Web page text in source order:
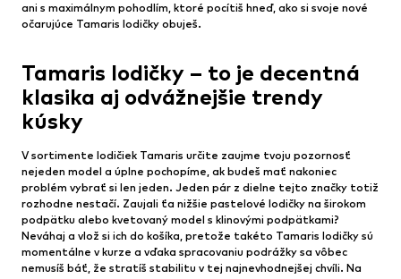
ani s maximálnym pohodlím, ktoré pocítiš hneď, ako si svoje nové
očarujúce Tamaris lodičky obuješ.
Tamaris lodičky – to je decentná
klasika aj odvážnejšie trendy
kúsky
V sortimente lodičiek Tamaris určite zaujme tvoju pozornosť
nejeden model a úplne pochopíme, ak budeš mať nakoniec
problém vybrať si len jeden. Jeden pár z dielne tejto značky totiž
rozhodne nestačí. Zaujali ťa nižšie pastelové lodičky na širokom
podpätku alebo kvetovaný model s klinovými podpätkami?
Neváhaj a vlož si ich do košíka, pretože takéto Tamaris lodičky sú
momentálne v kurze a vďaka spracovaniu podrážky sa vôbec
nemusíš báť, že stratíš stabilitu v tej najnevhodnejšej chvíli. Na